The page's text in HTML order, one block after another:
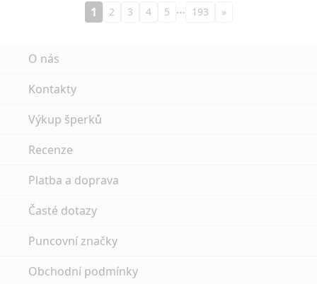
1 2 3 4 5 … 193 »
O nás
Kontakty
Výkup šperků
Recenze
Platba a doprava
Časté dotazy
Puncovní značky
Obchodní podmínky